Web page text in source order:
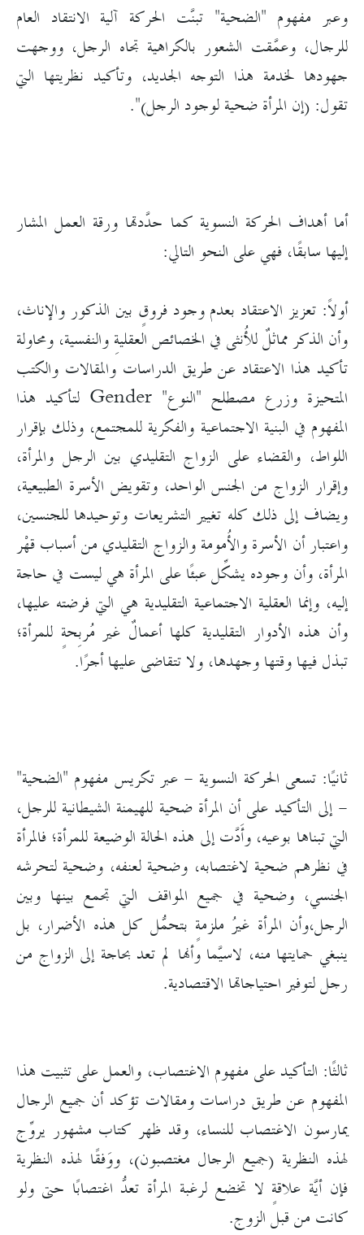
وعبر مفهوم "الضحية" تبنَّت الحركة آلية الانتقاد العام
للرجال، وعمَّقت الشعور بالكراهية تجاه الرجل، ووجهت
جهودها لخدمة هذا التوجه الجديد، وتأكيد نظريتها التي
تقول: (إن المرأة ضحية لوجود الرجل)".
أما أهداف الحركة النسوية كما حدَّدتها ورقة العمل المشار
إليها سابقًا، فهي على النحو التالي:
أولاً: تعزيز الاعتقاد بعدم وجود فروقٍ بين الذكور والإناث،
وأن الذكر مماثلٌ للأُنثى في الخصائص العقليةِ والنفسية، ومحاولة
تأكيد هذا الاعتقاد عن طريق الدراسات والمقالات والكتب
المتحيزة وزرع مصطلح "النوع" Gender لتأكيد هذا
المفهوم في البنية الاجتماعية والفكرية للمجتمع، وذلك بإقرار
اللواط، والقضاء على الزواج التقليدي بين الرجل والمرأة،
وإقرار الزواج من الجنس الواحد، وتقويض الأسرة الطبيعية،
ويضاف إلى ذلك كله تغيير التشريعات وتوحيدها للجنسين،
واعتبار أن الأسرة والأُمومة والزواج التقليدي من أسباب قهْر
المرأة، وأن وجوده يشكِّل عبئًا على المرأة هي ليست في حاجة
إليه، وإنما العقلية الاجتماعية التقليدية هي التي فرضته عليها،
وأن هذه الأدوار التقليدية كلها أعمالٌ غير مُربِحةٍ للمرأة؛
تبذل فيها وقتها وجهدها، ولا تتقاضى عليها أجرًا.
ثانيًا: تسعى الحركة النسوية - عبر تكريس مفهوم "الضحية"
- إلى التأكيد على أن المرأة ضحية للهيمنة الشيطانية للرجل،
التي تبناها بوعيه، وأَدَّت إلى هذه الحالة الوضيعة للمرأة؛ فالمرأة
في نظرهم ضحية لاغتصابه، وضحية لعنفه، وضحية لتحرشه
الجنسي، وضحية في جميع المواقف التي تجمع بينها وبين
الرجل،وأن المرأة غيرُ ملزمةٍ بتحمُّل كل هذه الأضرار، بل
ينبغي حمايتها منه، لاسيَّما وأنها لم تعد بحاجة إلى الزواج من
رجل لتوفير احتياجاتها الاقتصادية.
ثالثًا: التأكيد على مفهوم الاغتصاب، والعمل على تثبيت هذا
المفهوم عن طريق دراسات ومقالات تؤكد أن جميع الرجال
يمارسون الاغتصاب للنساء، وقد ظهر كتاب مشهور يروِّج
لهذه النظرية (جميع الرجال مغتصبون)، ووَفقًا لهذه النظرية
فإن أيَّة علاقةٍ لا تخضع لرغبة المرأة تعدُّ اغتصابًا حتى ولو
كانت من قبل الزوج.